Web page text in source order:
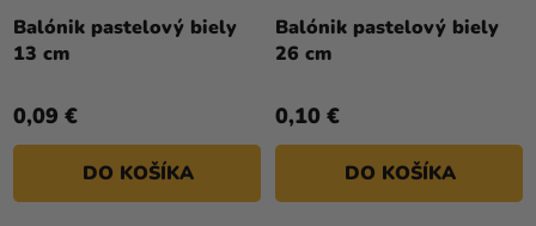
Balónik pastelový biely
13 cm
0,09 €
DO KOŠÍKA
Balónik pastelový biely
26 cm
hodnotenie
produktu
5
hviezdičiek.
0,10 €
DO KOŠÍKA